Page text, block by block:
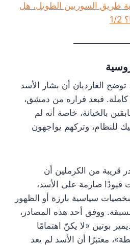
طريق السوريين الطويل، هل
2
الغارديان أن بشار الأسد
فبعد فراره من دمشق،
بالخيانة، خاصة أنه لم
للنظام، وتركهم يواجهون
قريبة من الكرملين أن
صارمة على الأسد،
سياسية بارزة أو الظهور
ووفق أحد هذه المصادر،
بوتين «لا يكنّ اهتمامًا
معتبرًا أن الأسد لم يعد